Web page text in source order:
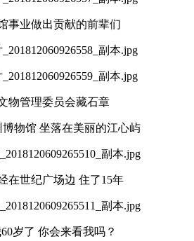
事业做出贡献的前辈们
物管理委员会藏石章
博物馆 坐落在美丽的江心屿
在世纪广场边 住了15年
岁了 你会来看我吗？